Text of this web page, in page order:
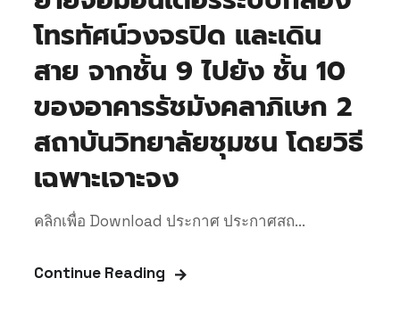
โทรทัศน์วงจรปิด และเดิน
สาย จากชั้น 9 ไปยัง ชั้น 10
ของอาคารรัชมังคลาภิเษก 2
สถาบันวิทยาลัยชุมชน โดยวิธี
เฉพาะเจาะจง
คลิกเพื่อ Download ประกาศ ประกาศสถ...
Continue Reading